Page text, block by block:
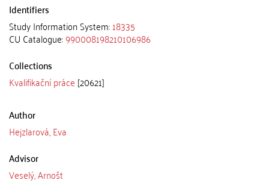
Identifiers
Study Information System:18335
CU Catalogue:990008198210106986
Collections
Kvalifikační práce [20621]
Author
Hejzlarová, Eva
Advisor
Veselý, Arnošt